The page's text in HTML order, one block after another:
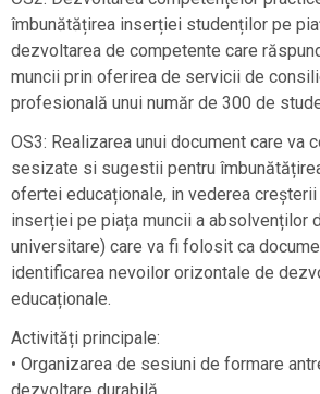
îmbunătățirea inserției studenților pe
dezvoltarea de competente care
muncii prin oferirea de servicii de
profesională unui număr de 300 de
OS3: Realizarea unui document care va
sesizate si sugestii pentru
ofertei educaționale, in vederea
inserției pe piața muncii a absolvenților
universitare) care va fi folosit ca
identificarea nevoilor orizontale de
educaționale.
Activități principale:
• Organizarea de sesiuni de formare